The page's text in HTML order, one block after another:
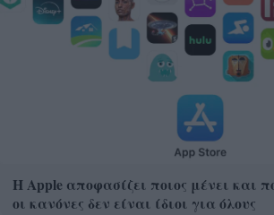
Η Apple αποφασίζει ποιος μένει και
οι κανόνες δεν είναι ίδιοι για όλους